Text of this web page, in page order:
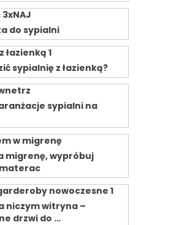
do sypialni
sypialnię z łazienką?
sypialni na
migrenę, wypróbuj
niczym witryna –
drzwi do …